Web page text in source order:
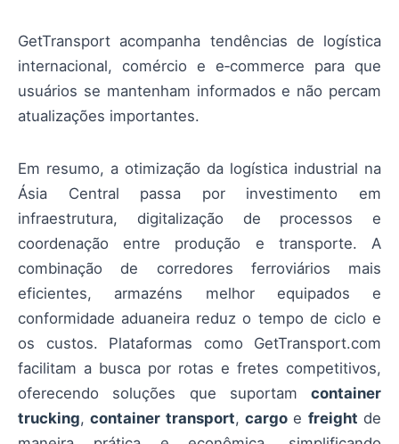
GetTransport acompanha tendências de logística
internacional, comércio e e‑commerce para que
usuários se mantenham informados e não percam
atualizações importantes.
Em resumo, a otimização da logística industrial na
Ásia Central passa por investimento em
infraestrutura, digitalização de processos e
coordenação entre produção e transporte. A
combinação de corredores ferroviários mais
eficientes, armazéns melhor equipados e
conformidade aduaneira reduz o tempo de ciclo e
os custos. Plataformas como GetTransport.com
facilitam a busca por rotas e fretes competitivos,
oferecendo soluções que suportam container
trucking,container transport,cargo e freight de